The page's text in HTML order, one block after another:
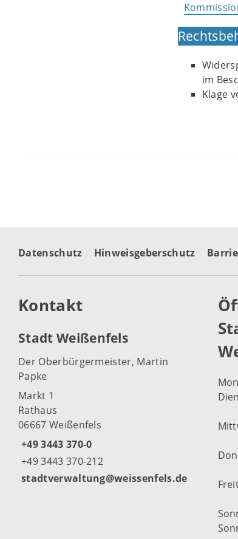
im
Klage
Datenschutz Hinweisgeberschutz
Kontakt
Stadt Weißenfels
Der Oberbürgermeister, Martin
Papke
Markt 1
Rathaus
06667 Weißenfels
+49 3443 370-0
+49 3443 370-212
stadtverwaltung@weissenfels.de